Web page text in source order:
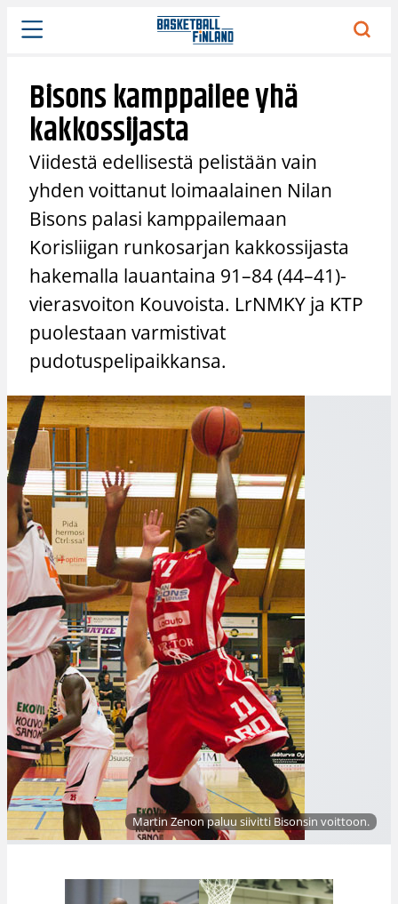
Siirry
sisältöön
Bisons kamppailee yhä
kakkossijasta
Viidestä edellisestä pelistään vain
yhden voittanut loimaalainen Nilan
Bisons palasi kamppailemaan
Korisliigan runkosarjan kakkossijasta
hakemalla lauantaina 91–84 (44–41)-
vierasvoiton Kouvoista. LrNMKY ja KTP
puolestaan varmistivat
pudotuspelipaikkansa.
Martin Zenon paluu siivitti Bisonsin voittoon.